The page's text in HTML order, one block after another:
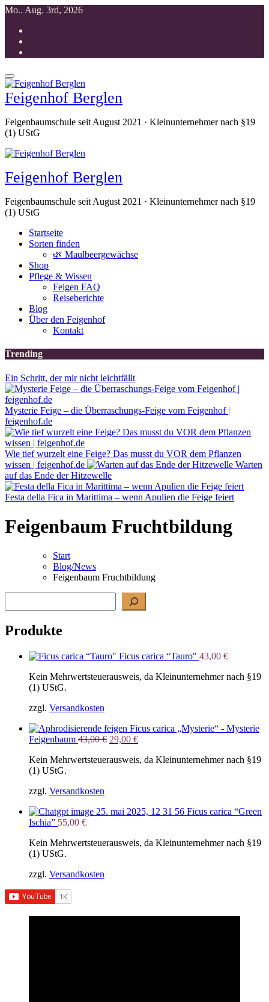
Zum
springen
Mo.. Aug. 3rd, 2026
Feigenhof Berglen
Feigenbaumschule seit August 2021 · Kleinunternehmer nach §19
(1) UStG
Feigenhof Berglen
Feigenbaumschule seit August 2021 · Kleinunternehmer nach §19
(1) UStG
Startseite
Sorten finden
🌿 Maulbeergewächse
Shop
Pflege & Wissen
Feigen FAQ
Reiseberichte
Blog
Über den Feigenhof
Kontakt
Trending
Ein Schritt, der mir nicht leichtfällt
Mysterie Feige – die Überraschungs-Feige vom Feigenhof |
feigenhof.de
Wie tief wurzelt eine Feige? Das musst du VOR dem Pflanzen
wissen | feigenhof.de
Warten
auf das Ende der Hitzewelle
Festa della Fica in Marittima – wenn Apulien die Feige feiert
Feigenbaum Fruchtbildung
Start
Blog/News
Feigenbaum Fruchtbildung
Produkte
Ficus carica “Tauro" 43,00 €
Kein Mehrwertsteuerausweis, da Kleinunternehmer nach §19
(1) UStG.
zzgl. Versandkosten
Ficus carica „Mysterie“ - Mysterie
Feigenbaum 43,00€ Ursprünglicher
war:
29,00 €Aktueller
ist:
Kein Mehrwertsteuerausweis, da Kleinunternehmer nach §19
(1) UStG.
zzgl. Versandkosten
Ficus carica “Green
Ischia” 55,00 €
Kein Mehrwertsteuerausweis, da Kleinunternehmer nach §19
(1) UStG.
zzgl. Versandkosten